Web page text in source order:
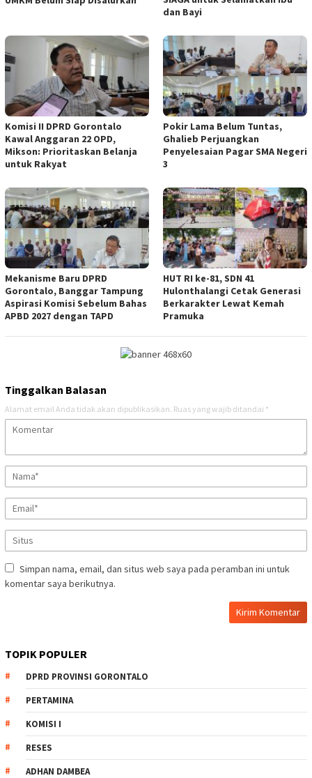
dan Bayi
Komisi II DPRD Gorontalo
Kawal Anggaran 22 OPD,
Mikson: Prioritaskan Belanja
untuk Rakyat
Pokir Lama Belum Tuntas,
Ghalieb Perjuangkan
Penyelesaian Pagar SMA Negeri
3
Mekanisme Baru DPRD
Gorontalo, Banggar Tampung
Aspirasi Komisi Sebelum Bahas
APBD 2027 dengan TAPD
HUT RI ke-81, SDN 41
Hulonthalangi Cetak Generasi
Berkarakter Lewat Kemah
Pramuka
Tinggalkan Balasan
Alamat email Anda tidak akan dipublikasikan. Ruas yang wajib ditandai *
Simpan nama, email, dan situs web saya pada peramban ini untuk
komentar saya berikutnya.
TOPIK POPULER
DPRD PROVINSI GORONTALO
PERTAMINA
KOMISI I
RESES
ADHAN DAMBEA